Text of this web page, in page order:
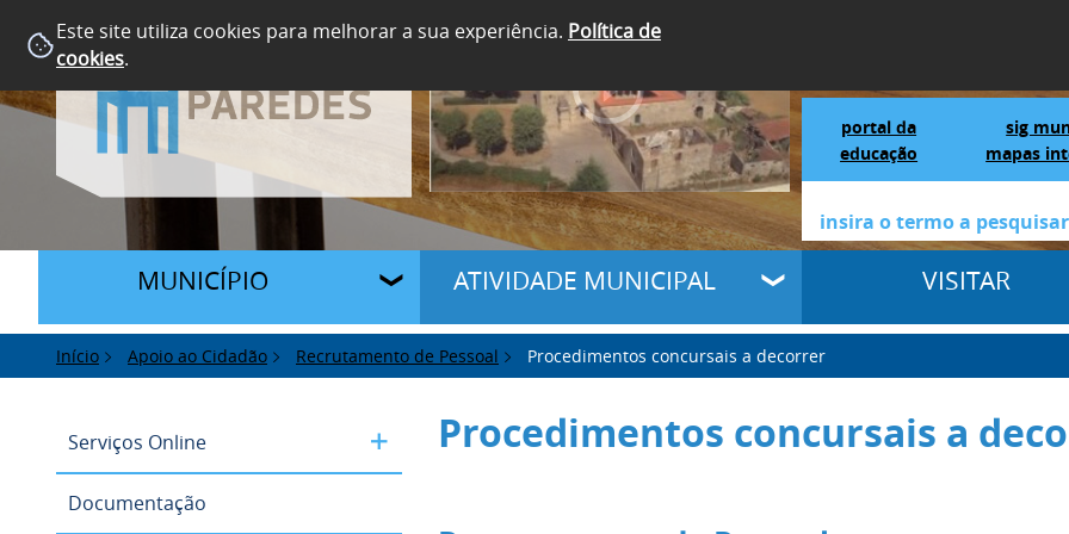
Este site utiliza cookies para melhorar a sua experiência. Política de
cookies.
portal da
educação
sig
mapas
MUNICÍPIO ATIVIDADE MUNICIPAL VISITAR
Início Apoio ao Cidadão Recrutamento de Pessoal Procedimentos concursais a decorrer
Serviços Online
Documentação
Procedimentos concursais a